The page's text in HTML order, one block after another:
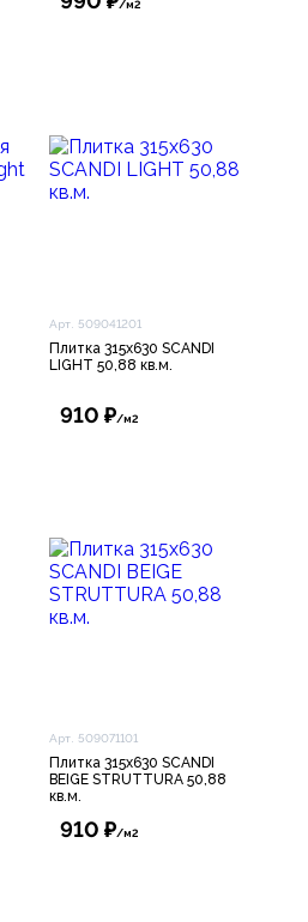
/м2
Арт. 509041201
Плитка 315х630 SCANDI
LIGHT 50,88 кв.м.
910 ₽/м2
Арт. 509071101
Плитка 315х630 SCANDI
BEIGE STRUTTURA 50,88
кв.м.
910 ₽/м2